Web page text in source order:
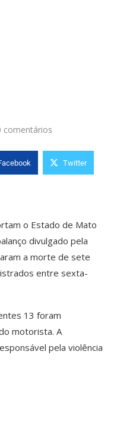
comentários
Twitter
o Estado de Mato
divulgado pela
a morte de sete
entre sexta-
13 foram
motorista. A
pela violência